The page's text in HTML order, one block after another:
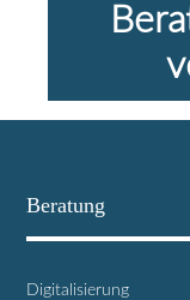
Beratung
Digitalisierung